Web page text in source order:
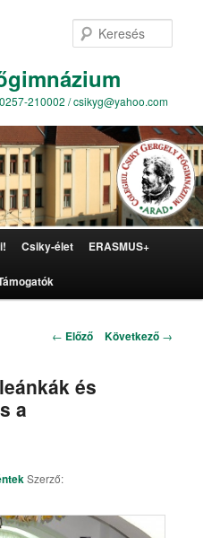
210002 / csikyg@yahoo.com
Csiky-élet ERASMUS+
Bejegyzés navigáció
← Előző Következő →
és
a
Szerző: